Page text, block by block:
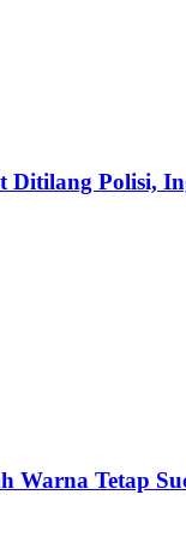
Ditilang Polisi,
Warna Tetap